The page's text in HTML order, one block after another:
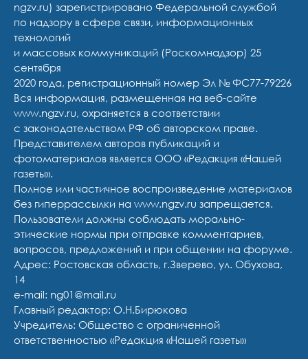
ngzv.ru) зарегистрировано Федеральной службой
по надзору в сфере связи, информационных
технологий
и массовых коммуникаций (Роскомнадзор) 25
сентября
2020 года, регистрационный номер Эл № ФС77-79226
Вся информация, размещенная на веб-сайте
www.ngzv.ru, охраняется в соответствии
с законодательством РФ об авторском праве.
Представителем авторов публикаций и
фотоматериалов является ООО «Редакция «Нашей
газеты».
Полное или частичное воспроизведение материалов
без гиперрассылки на www.ngzv.ru запрещается.
Пользователи должны соблюдать морально-
этические нормы при отправке комментариев,
вопросов, предложений и при общении на форуме.
Адрес: Ростовская область, г.Зверево, ул. Обухова,
14
e-mail: ng01@mail.ru
Главный редактор: О.Н.Бирюкова
Учредитель: Общество с ограниченной
ответственностью «Редакция «Нашей газеты»